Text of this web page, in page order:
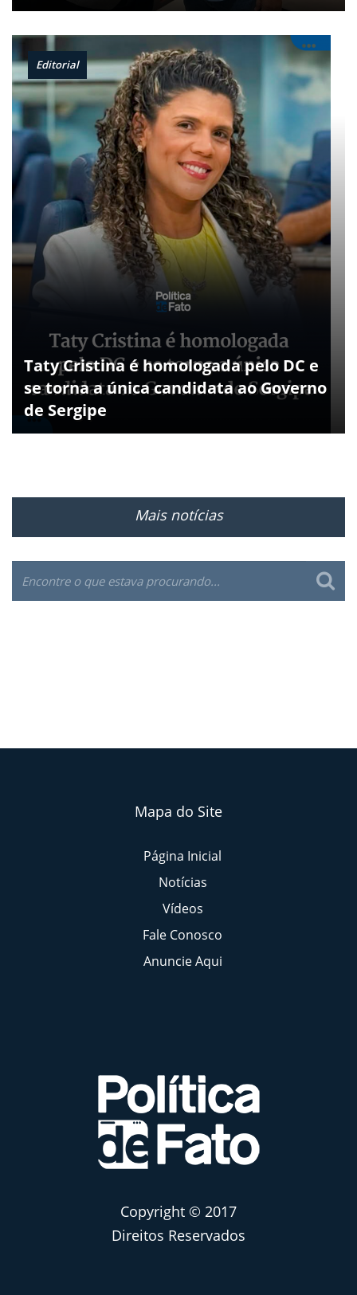
Editorial
Taty Cristina é homologada pelo DC e
se torna a única candidata ao Governo
de Sergipe
Mais notícias
Mapa do Site
Página Inicial
Notícias
Vídeos
Fale Conosco
Anuncie Aqui
Copyright © 2017
Direitos Reservados